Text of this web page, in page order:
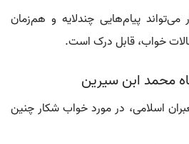
پیام‌هایی چندلایه و هم‌زمان
خواب، قابل درک است.
محمد ابن سیرین
اسلامی، در مورد خواب شکار چنین